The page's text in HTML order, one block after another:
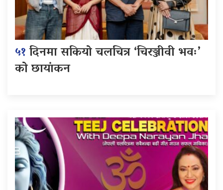
५१दिनमा सकियो चलचित्र ‘चिरञ्जीवी भवः’
को छायांकन